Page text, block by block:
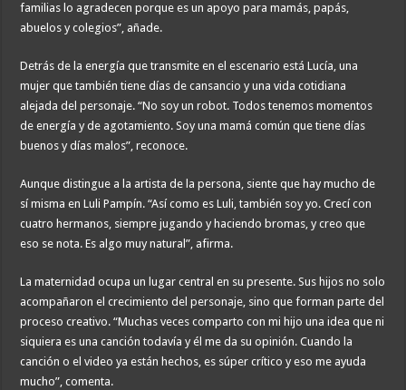
familias lo agradecen porque es un apoyo para mamás, papás,
abuelos y colegios”, añade.
Detrás de la energía que transmite en el escenario está Lucía, una
mujer que también tiene días de cansancio y una vida cotidiana
alejada del personaje. “No soy un robot. Todos tenemos momentos
de energía y de agotamiento. Soy una mamá común que tiene días
buenos y días malos”, reconoce.
Aunque distingue a la artista de la persona, siente que hay mucho de
sí misma en Luli Pampín. “Así como es Luli, también soy yo. Crecí con
cuatro hermanos, siempre jugando y haciendo bromas, y creo que
eso se nota. Es algo muy natural”, afirma.
La maternidad ocupa un lugar central en su presente. Sus hijos no solo
acompañaron el crecimiento del personaje, sino que forman parte del
proceso creativo. “Muchas veces comparto con mi hijo una idea que ni
siquiera es una canción todavía y él me da su opinión. Cuando la
canción o el video ya están hechos, es súper crítico y eso me ayuda
mucho”, comenta.